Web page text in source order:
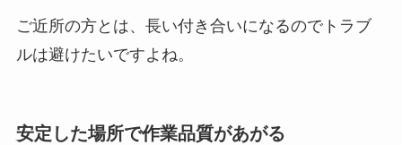
ご近所の方とは、長い付き合いになるのでトラブ
ルは避けたいですよね。
安定した場所で作業品質があがる